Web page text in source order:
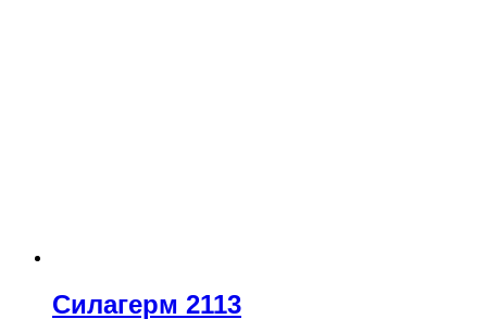
Силагерм 2113